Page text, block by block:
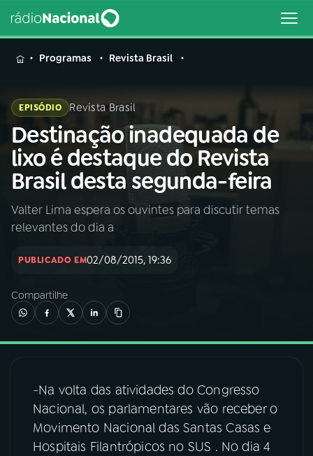
MENU
Buscar
na
Rádio
Nacional
Buscar
AO VIVO
INÍCIO
02A RÁDIO
03PROGRAMAÇÃO
04 PROGRAMAS
PODCASTS
Programas Revista Brasil
EPISÓDIO Revista Brasil
Destinação inadequada de
lixo é destaque do Revista
Brasil desta segunda-feira
Valter Lima espera os ouvintes para discutir temas
relevantes do dia a
PUBLICADO EM02/08/2015, 19:36
Compartilhe
-Na volta das atividades do Congresso
Nacional, os parlamentares vão receber o
Movimento Nacional das Santas Casas e
Hospitais Filantrópicos no SUS . No dia 4